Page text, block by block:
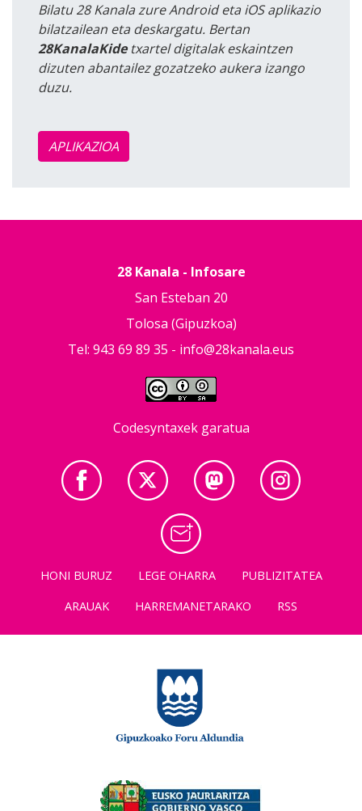
Bilatu 28 Kanala zure Android eta iOS aplikazio
bilatzailean eta deskargatu. Bertan
28KanalaKidetxartel digitalak eskaintzen
dizuten abantailez gozatzeko aukera izango
duzu.
APLIKAZIOA
28 Kanala - Infosare
San Esteban 20
Tolosa (Gipuzkoa)
Tel: 943 69 89 35 - info@28kanala.eus
Codesyntaxek garatua
HONI BURUZ LEGE OHARRA
PUBLIZITATEA
ARAUAK
HARREMANETARAKO RSS